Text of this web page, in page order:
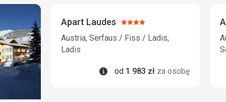
Apart Laudes Ocena:
4/5
Austria, Serfaus / Fiss / Ladis,
Ladis
Informacje
od 1 983 zł za osobę